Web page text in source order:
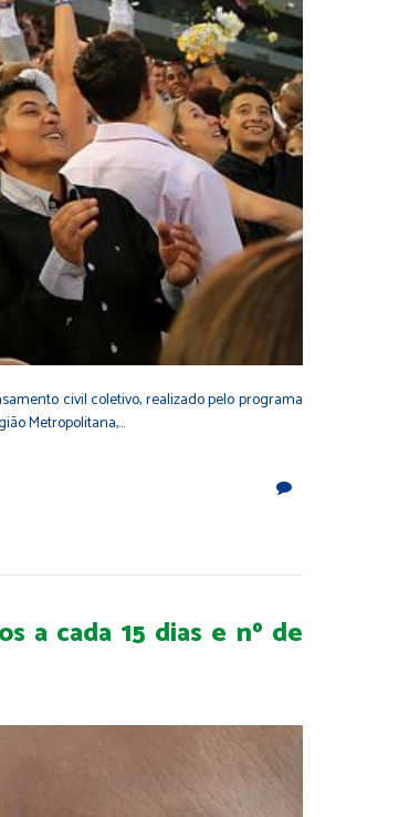
civil coletivo, realizado pelo programa
Metropolitana,…
a cada 15 dias e nº de